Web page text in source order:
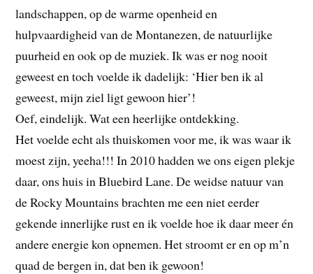
landschappen, op de warme openheid en
hulpvaardigheid van de Montanezen, de natuurlijke
puurheid en ook op de muziek. Ik was er nog nooit
geweest en toch voelde ik dadelijk: ‘Hier ben ik al
geweest, mijn ziel ligt gewoon hier’!
Oef, eindelijk. Wat een heerlijke ontdekking.
Het voelde echt als thuiskomen voor me, ik was waar ik
moest zijn, yeeha!!! In 2010 hadden we ons eigen plekje
daar, ons huis in Bluebird Lane. De weidse natuur van
de Rocky Mountains brachten me een niet eerder
gekende innerlijke rust en ik voelde hoe ik daar meer én
andere energie kon opnemen. Het stroomt er en op m’n
quad de bergen in, dat ben ik gewoon!